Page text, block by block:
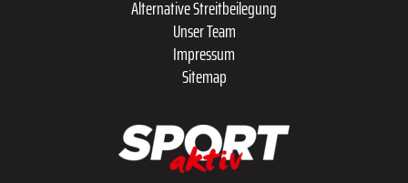
Alternative Streitbeilegung
Unser Team
Impressum
Sitemap